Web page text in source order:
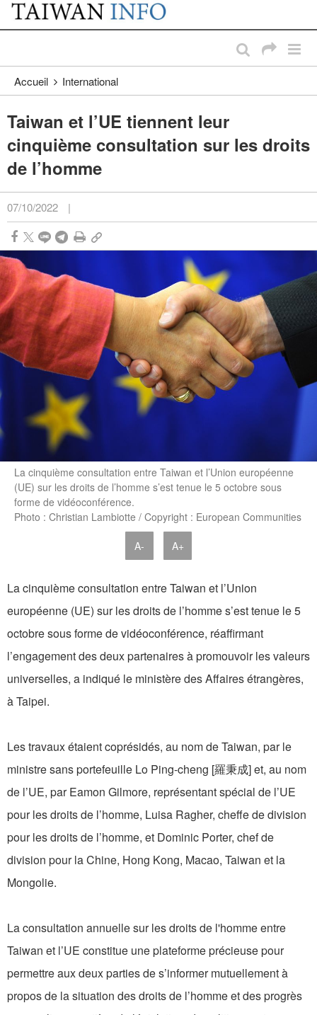
Passer au contenu principal
:::
Accueil International
Taiwan et l’UE tiennent leur
cinquième consultation sur les droits
de l’homme
07/10/2022 |
La cinquième consultation entre Taiwan et l’Union européenne
(UE) sur les droits de l’homme s’est tenue le 5 octobre sous
forme de vidéoconférence.
Photo : Christian Lambiotte / Copyright : European Communities
A- A+
La cinquième consultation entre Taiwan et l’Union
européenne (UE) sur les droits de l’homme s’est tenue le 5
octobre sous forme de vidéoconférence, réaffirmant
l’engagement des deux partenaires à promouvoir les valeurs
universelles, a indiqué le ministère des Affaires étrangères,
à Taipei.
Les travaux étaient coprésidés, au nom de Taiwan, par le
ministre sans portefeuille Lo Ping-cheng [羅秉成] et, au nom
de l’UE, par Eamon Gilmore, représentant spécial de l’UE
pour les droits de l’homme, Luisa Ragher, cheffe de division
pour les droits de l’homme, et Dominic Porter, chef de
division pour la Chine, Hong Kong, Macao, Taiwan et la
Mongolie.
La consultation annuelle sur les droits de l'homme entre
Taiwan et l’UE constitue une plateforme précieuse pour
permettre aux deux parties de s’informer mutuellement à
propos de la situation des droits de l’homme et des progrès